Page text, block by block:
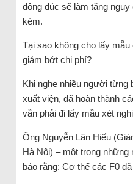
đông đúc sẽ làm tăng
kém.
Tại sao không cho lấy
giảm bớt chi phí?
Khi nghe nhiều người từng
xuất viện, đã hoàn thành
vẫn phải đi lấy mẫu xét
Ông Nguyễn Lân Hiếu
Hà Nội) – một trong
bảo rằng: Cơ thể các F0